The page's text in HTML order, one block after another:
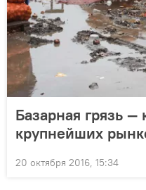
Базарная грязь —
крупнейших
20 октября 2016, 15:34